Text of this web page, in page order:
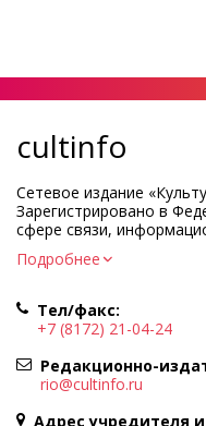
cultinfo
Сетевое издание
Зарегистрировано в
сфере связи,
коммуникаций.
Регистрационный номер
Учредитель КУ ВО
культуры»
Адрес учредителя и
Вологда, ул. Марии
Главный редактор —
Подробнее
Тел/факс:
+7 (8172) 21-04-24
Редакционно-
rio@cultinfo.ru
Адрес учредителя